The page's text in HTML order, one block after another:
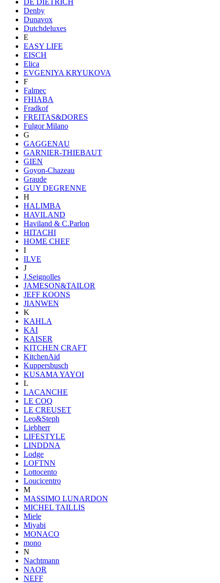
Denby
Dunavox
Dutchdeluxes
E
EASY LIFE
EISCH
Elica
EVGENIYA KRYUKOVA
F
Falmec
FHIABA
Fradkof
FREITAS&DORES
Fulgor Milano
G
GAGGENAU
GARNIER-THIEBAUT
GIEN
Goyon-Chazeau
Graude
GUY DEGRENNE
H
HALIMBA
HAVILAND
Haviland & C.Parlon
HITACHI
HOME CHEF
I
ILVE
J
J.Seignolles
JAMESON&TAILOR
JEFF KOONS
JIANWEN
K
KAHLA
KAI
KAISER
KITCHEN CRAFT
KitchenAid
Kuppersbusch
KUSAMA YAYOI
L
LACANCHE
LE COQ
LE CREUSET
Leo&Steph
Liebherr
LIFESTYLE
LINDDNA
Lodge
LOFTNN
Lottocento
Loucicentro
M
MASSIMO LUNARDON
MICHEL TAILLIS
Miele
Miyabi
MONACO
mono
N
Nachtmann
NAOR
NEFF